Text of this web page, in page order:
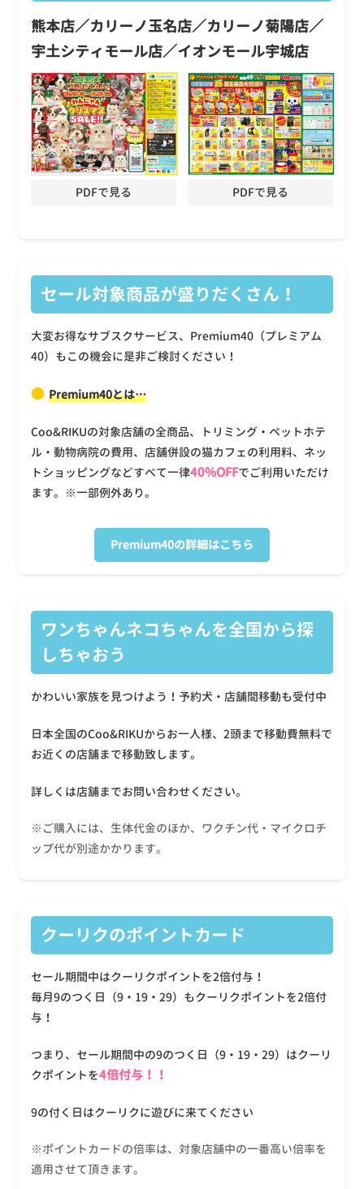
熊本店／カリーノ玉名店／カリーノ菊陽店／
宇土シティモール店／イオンモール宇城店
PDFで見る PDFで見る
セール対象商品が盛りだくさん！
大変お得なサブスクサービス、Premium40（プレミアム
40）もこの機会に是非ご検討ください！
● Premium40とは…
Coo&RIKUの対象店舗の全商品、トリミング・ペットホテ
ル・動物病院の費用、店舗併設の猫カフェの利用料、ネッ
トショッピングなどすべて一律40%OFFでご利用いただけ
ます。※一部例外あり。
Premium40の詳細はこちら
ワンちゃんネコちゃんを全国から探
しちゃおう
かわいい家族を見つけよう！予約犬・店舗間移動も受付中
日本全国のCoo&RIKUからお一人様、2頭まで移動費無料で
お近くの店舗まで移動致します。
詳しくは店舗までお問い合わせください。
※ご購入には、生体代金のほか、ワクチン代・マイクロチ
ップ代が別途かかります。
クーリクのポイントカード
セール期間中はクーリクポイントを2倍付与！
毎月9のつく日（9・19・29）もクーリクポイントを2倍付
与！
つまり、セール期間中の9のつく日（9・19・29）はクーリ
クポイントを4倍付与！！
9の付く日はクーリクに遊びに来てください
※ポイントカードの倍率は、対象店舗中の一番高い倍率を
適用させて頂きます。